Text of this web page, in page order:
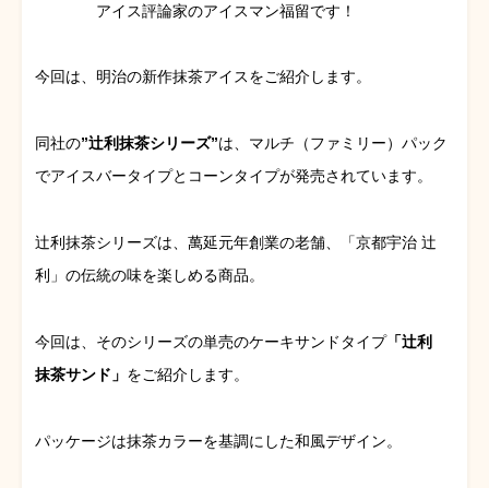
アイス評論家のアイスマン福留です！
今回は、明治の新作抹茶アイスをご紹介します。
同社の”辻利抹茶シリーズ”は、マルチ（ファミリー）パック
でアイスバータイプとコーンタイプが発売されています。
辻利抹茶シリーズは、萬延元年創業の老舗、「京都宇治 辻
利」の伝統の味を楽しめる商品。
今回は、そのシリーズの単売のケーキサンドタイプ「辻利
抹茶サンド」 をご紹介します。
パッケージは抹茶カラーを基調にした和風デザイン。